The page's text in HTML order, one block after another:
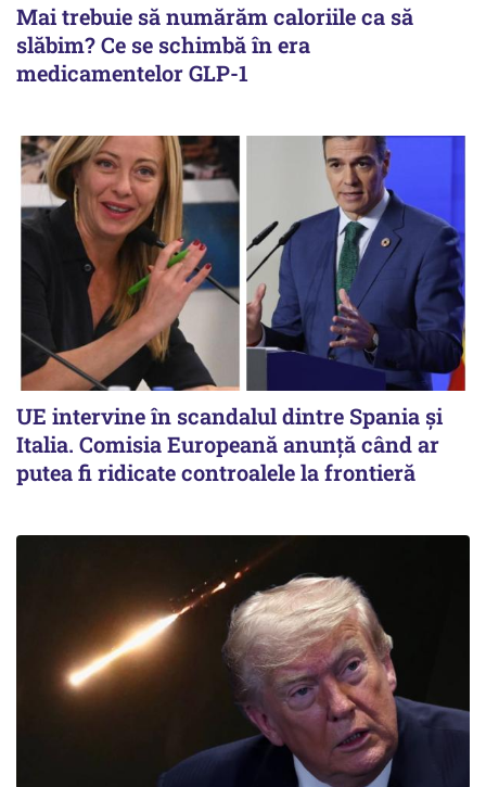
Mai trebuie să numărăm caloriile ca să
slăbim? Ce se schimbă în era
medicamentelor GLP-1
UE intervine în scandalul dintre Spania și
Italia. Comisia Europeană anunță când ar
putea fi ridicate controalele la frontieră